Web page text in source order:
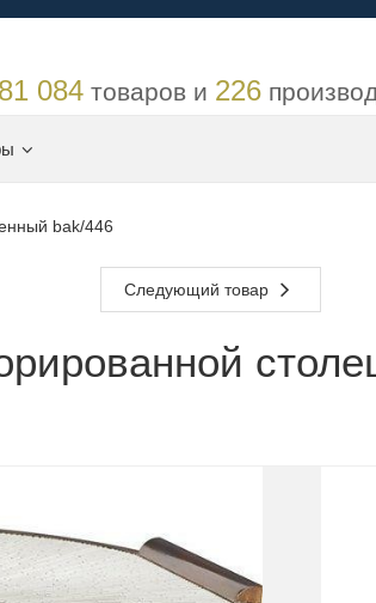
81 084товаров и 226
bak/446
Следующий товар